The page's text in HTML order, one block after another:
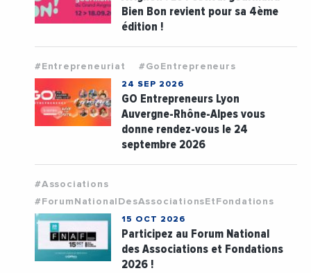
Bien Bon revient pour sa 4ème
édition !
#Entrepreneuriat #GoEntrepreneurs
24 SEP 2026
GO Entrepreneurs Lyon
Auvergne-Rhône-Alpes vous
donne rendez-vous le 24
septembre 2026
#Associations
#ForumNationalDesAssociationsEtFondations
15 OCT 2026
Participez au Forum National
des Associations et Fondations
2026 !